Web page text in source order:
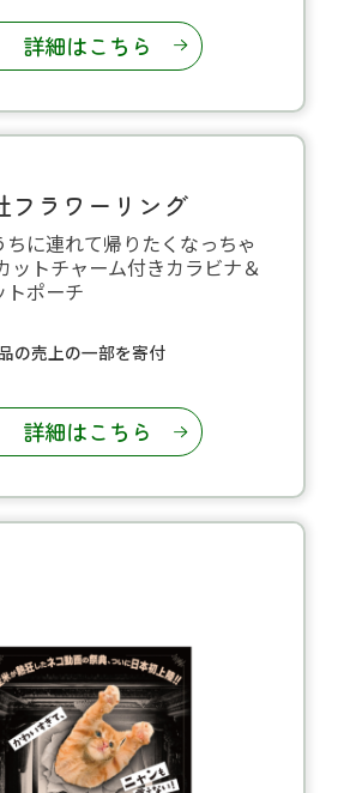
詳細はこちら
フラワーリング
ちに連れて帰りたくなっちゃ
ットチャーム付きカラビナ＆
トポーチ
の売上の一部を寄付
詳細はこちら